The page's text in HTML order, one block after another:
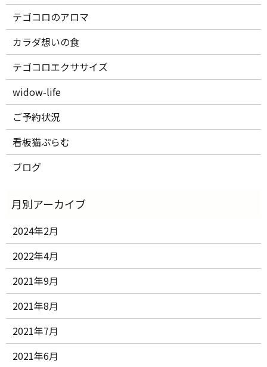
テゴコロのアロマ
カラダ想いの食
テゴコロエクササイズ
widow-life
ご予約状況
看板猫ぷらむ
ブログ
2024年2月
2022年4月
2021年9月
2021年8月
2021年7月
2021年6月